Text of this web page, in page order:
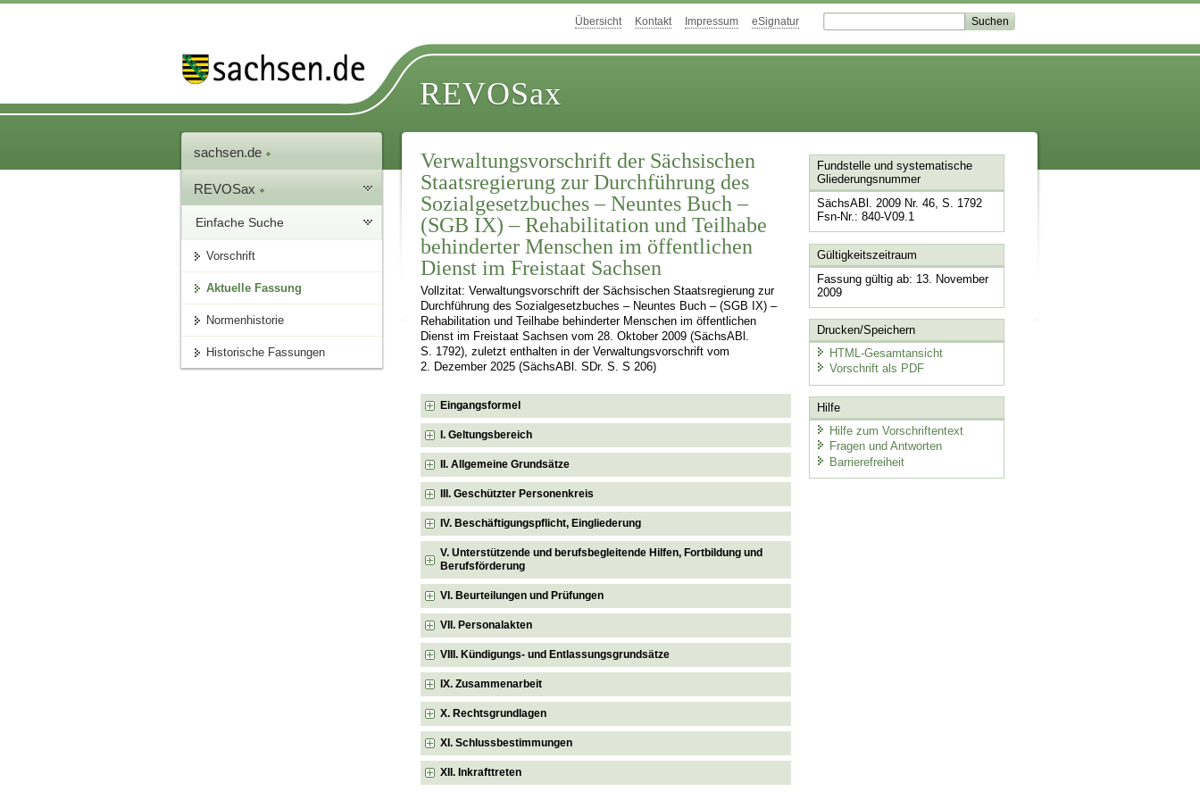
Übersicht Kontakt Impressum eSignatur
REVOSax
sachsen.de
REVOSax
Einfache Suche
Vorschrift
Aktuelle Fassung
Normenhistorie
Historische Fassungen
Verwaltungsvorschrift der Sächsischen
Staatsregierung zur Durchführung des
Sozialgesetzbuches – Neuntes Buch –
(SGB IX) – Rehabilitation und Teilhabe
behinderter Menschen im öffentlichen
Dienst im Freistaat Sachsen
Vollzitat: Verwaltungsvorschrift der Sächsischen Staatsregierung zur
Durchführung des Sozialgesetzbuches – Neuntes Buch – (SGB IX) –
Rehabilitation und Teilhabe behinderter Menschen im öffentlichen
Dienst im Freistaat Sachsen vom 28. Oktober 2009 (SächsABl.
S. 1792), zuletzt enthalten in der Verwaltungsvorschrift vom
2. Dezember 2025 (SächsABl. SDr. S. S 206)
Eingangsformel
I. Geltungsbereich
II. Allgemeine Grundsätze
III. Geschützter Personenkreis
IV. Beschäftigungspflicht, Eingliederung
V. Unterstützende und berufsbegleitende Hilfen, Fortbildung und
Berufsförderung
VI. Beurteilungen und Prüfungen
VII. Personalakten
VIII. Kündigungs- und Entlassungsgrundsätze
IX. Zusammenarbeit
X. Rechtsgrundlagen
XI. Schlussbestimmungen
XII. Inkrafttreten
Fundstelle und systematische
Gliederungsnummer
SächsABl. 2009 Nr. 46, S. 1792
Fsn-Nr.: 840-V09.1
Gültigkeitszeitraum
Fassung gültig ab: 13. November
2009
Drucken/Speichern
HTML-Gesamtansicht
Vorschrift als PDF
Hilfe
Hilfe zum Vorschriftentext
Fragen und Antworten
Barrierefreiheit